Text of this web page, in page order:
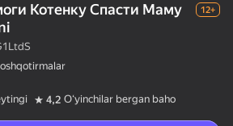
Котенку Спасти Маму
12+
4,2 Oʻyinchilar bergan baho